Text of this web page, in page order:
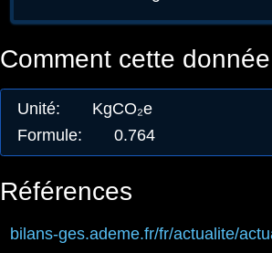
Comment cette
Unité:
KgCO₂e
Formule: 0.764
Références
bilans-ges.ademe.fr/fr/actualite/